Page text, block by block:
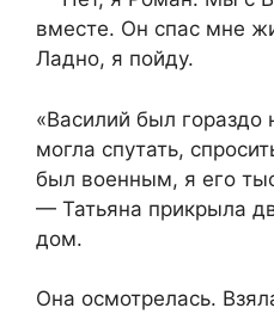
вместе. Он спас мне
Ладно, я пойду.
«Василий был
могла спутать,
был военным, я его
— Татьяна прикрыла
дом.
Она осмотрелась.